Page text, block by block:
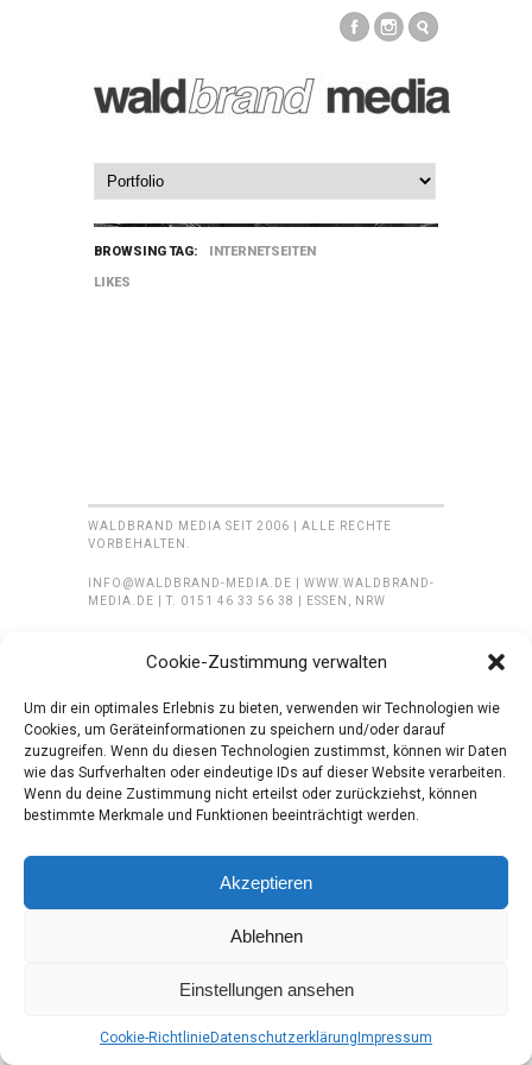
Cookie-Zustimmung verwalten
Um dir ein optimales Erlebnis zu bieten, verwenden wir Technologien wie
Cookies, um Geräteinformationen zu speichern und/oder darauf
zuzugreifen. Wenn du diesen Technologien zustimmst, können wir Daten
wie das Surfverhalten oder eindeutige IDs auf dieser Website verarbeiten.
Wenn du deine Zustimmung nicht erteilst oder zurückziehst, können
bestimmte Merkmale und Funktionen beeinträchtigt werden.
Akzeptieren
Ablehnen
Einstellungen ansehen
Cookie-RichtlinieDatenschutzerklärung Impressum
BROWSING TAG:
INTERNETSEITEN
LIKES
WALDBRAND MEDIA SEIT 2006 | ALLE RECHTE
VORBEHALTEN.
INFO@WALDBRAND-MEDIA.DE | WWW.WALDBRAND-
MEDIA.DE | T. 0151 46 33 56 38 | ESSEN, NRW